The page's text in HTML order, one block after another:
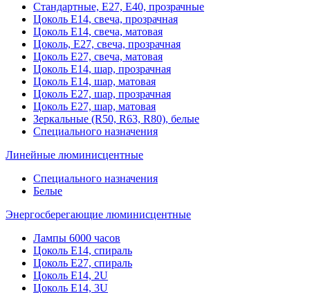
Стандартные, Е27, Е40, прозрачные
Цоколь Е14, свеча, прозрачная
Цоколь Е14, свеча, матовая
Цоколь, Е27, свеча, прозрачная
Цоколь Е27, свеча, матовая
Цоколь Е14, шар, прозрачная
Цоколь Е14, шар, матовая
Цоколь Е27, шар, прозрачная
Цоколь Е27, шар, матовая
Зеркальные (R50, R63, R80), белые
Специального назначения
Линейные люминисцентные
Специального назначения
Белые
Энергосберегающие люминисцентные
Лампы 6000 часов
Цоколь Е14, спираль
Цоколь Е27, спираль
Цоколь Е14, 2U
Цоколь Е14, 3U